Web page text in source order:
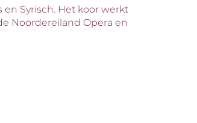
en Syrisch. Het koor werkt
Noordereiland Opera en